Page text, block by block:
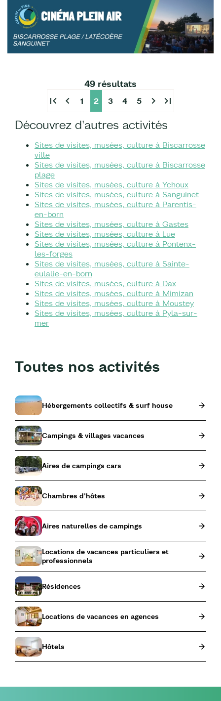
49 résultats
first_page chevron_left 1 2 3 4 5 chevron_right last_page
Découvrez d'autres activités
Sites de visites, musées, culture à Biscarrosse
ville
Sites de visites, musées, culture à Biscarrosse
plage
Sites de visites, musées, culture à Ychoux
Sites de visites, musées, culture à Sanguinet
Sites de visites, musées, culture à Parentis-
en-born
Sites de visites, musées, culture à Gastes
Sites de visites, musées, culture à Lue
Sites de visites, musées, culture à Pontenx-
les-forges
Sites de visites, musées, culture à Sainte-
eulalie-en-born
Sites de visites, musées, culture à Dax
Sites de visites, musées, culture à Mimizan
Sites de visites, musées, culture à Moustey
Sites de visites, musées, culture à Pyla-sur-
mer
Toutes nos activités
Hébergements collectifs & surf house
Campings & villages vacances
Aires de campings cars
Chambres d'hôtes
Aires naturelles de campings
Locations de vacances particuliers et
professionnels
Résidences
Locations de vacances en agences
Hôtels